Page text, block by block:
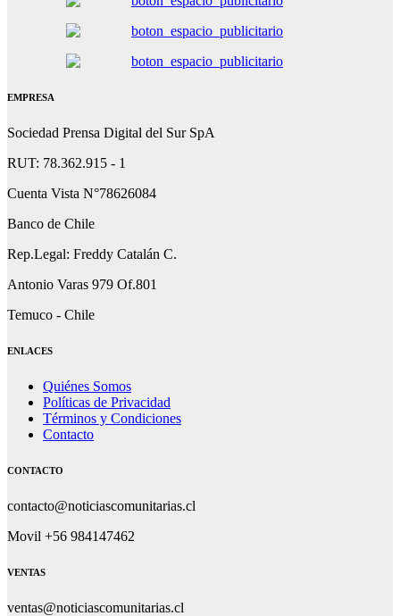
EMPRESA
Sociedad Prensa Digital del Sur SpA
RUT: 78.362.915 - 1
Cuenta Vista N°78626084
Banco de Chile
Rep.Legal: Freddy Catalán C.
Antonio Varas 979 Of.801
Temuco - Chile
ENLACES
Quiénes Somos
Políticas de Privacidad
Términos y Condiciones
Contacto
CONTACTO
contacto@noticiascomunitarias.cl
Movil +56 984147462
VENTAS
ventas@noticiascomunitarias.cl